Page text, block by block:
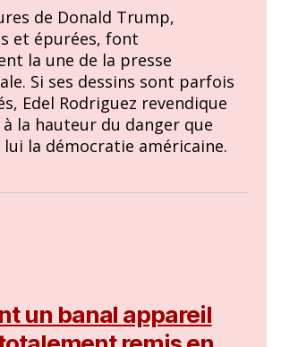
de Donald Trump,
et épurées, font
la une de la presse
Si ses dessins sont parfois
Edel Rodriguez revendique
à la hauteur du danger que
la démocratie américaine.
un banal appareil